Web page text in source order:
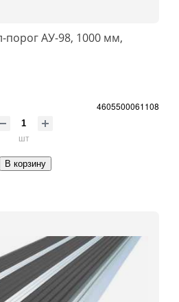
АУ-98, 1000 мм,
4605500061108
шт
В корзину